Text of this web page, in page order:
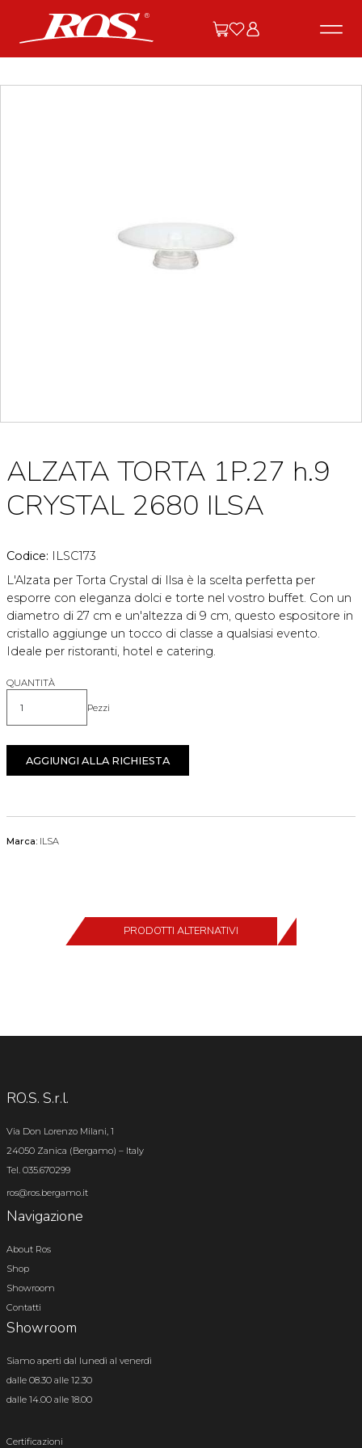
ALZATA TORTA 1P.27 h.9
CRYSTAL 2680 ILSA
Codice: ILSC173
L'Alzata per Torta Crystal di Ilsa è la scelta perfetta per
esporre con eleganza dolci e torte nel vostro buffet. Con un
diametro di 27 cm e un'altezza di 9 cm, questo espositore in
cristallo aggiunge un tocco di classe a qualsiasi evento.
Ideale per ristoranti, hotel e catering.
QUANTITÀ
Quantità Pezzi
AGGIUNGI ALLA RICHIESTA
Marca: ILSA
PRODOTTI ALTERNATIVI
RO.S. S.r.l.
Via Don Lorenzo Milani, 1
24050 Zanica (Bergamo) – Italy
Tel. 035.670299
ros@ros.bergamo.it
Navigazione
About Ros
Shop
Showroom
Contatti
Showroom
Siamo aperti dal lunedì al venerdì
dalle 08.30 alle 12.30
dalle 14.00 alle 18.00
Certificazioni